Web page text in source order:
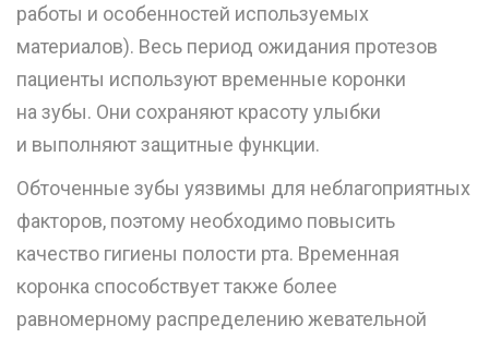
работы и особенностей используемых
материалов). Весь период ожидания протезов
пациенты используют временные коронки
на зубы. Они сохраняют красоту улыбки
и выполняют защитные функции.
Обточенные зубы уязвимы для неблагоприятных
факторов, поэтому необходимо повысить
качество гигиены полости рта. Временная
коронка способствует также более
равномерному распределению жевательной